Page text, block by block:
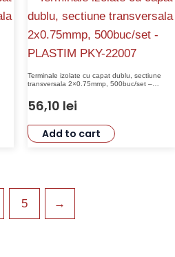
Terminale izolate cu capat dublu, sectiune
transversala 2×0.75mmp, 500buc/set –
56,10 lei
Add to cart
5 →